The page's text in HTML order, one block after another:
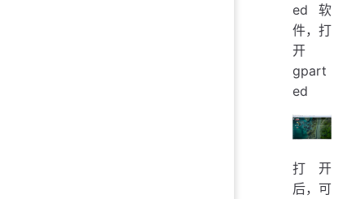
ed软
件，打
开
gpart
ed
打开
后，可